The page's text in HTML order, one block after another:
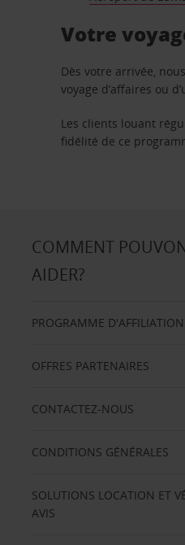
Votre
Dès votre arrivée,
voyage d’affaires ou
Les clients louant
fidélité de ce
COMMENT
AIDER?
PROGRAMME
OFFRES PARTENAIRES
CONTACTEZ-NOUS
CONDITIONS GÉNÉRALES
SOLUTIONS LOCATION ET
AVIS